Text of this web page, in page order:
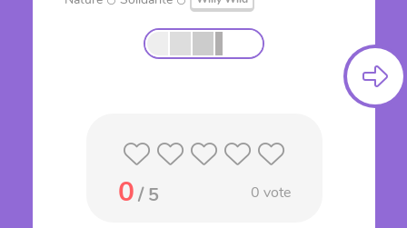
0/ 5 0 vote